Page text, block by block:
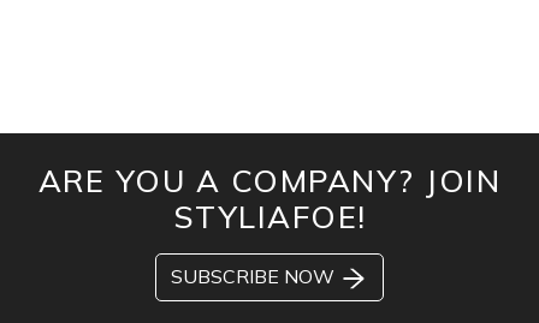
ARE YOU A COMPANY? JOIN
STYLIAFOE!
SUBSCRIBE NOW